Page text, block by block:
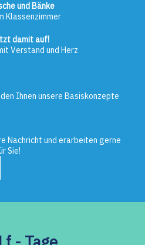
und Bänke
Klassenzimmer
damit auf!
Verstand und Herz
Ihnen unsere Basiskonzepte
Nachricht und erarbeiten gerne
Sie!